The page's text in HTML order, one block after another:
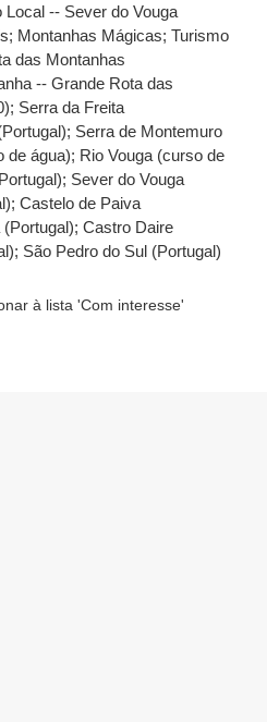
Local -- Sever do Vouga
; Montanhas Mágicas;Turismo
das Montanhas
-- Grande Rota das
; Serra da Freita
; Serra de Montemuro
de água); Rio Vouga (curso de
; Sever do Vouga
;Castelo de Paiva
;Castro Daire
; São Pedro do Sul (Portugal)
à lista 'Com interesse'